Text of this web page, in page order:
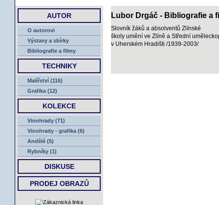
AUTOR
O autorovi
Výstavy a sbírky
Bibliografie a filmy
TECHNIKY
Malířství (116)
Grafika (12)
KOLEKCE
Vinohrady (71)
Vinohrady - grafika (6)
Andělé (5)
Rybníky (1)
DISKUSE
PRODEJ OBRAZŮ
Lubor Drgáč - Bibliografie a
Slovník žáků a absolventů Zlínské
školy umění ve Zlíně a Střední
v Uherském Hradišti /1939-2003/